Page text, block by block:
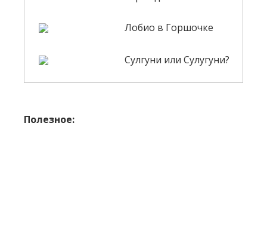
Лобио в Горшочке
Сулгуни или Сулугуни?
Полезное: